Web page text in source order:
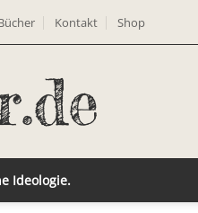
Kontakt Shop
Ideologie.